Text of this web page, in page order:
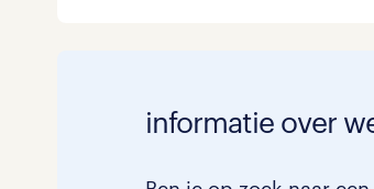
informatie over